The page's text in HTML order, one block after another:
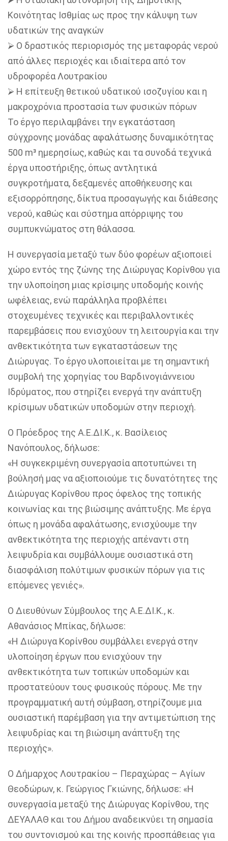
Κοινότητας Ισθμίας ως προς την κάλυψη των
υδατικών της αναγκών
⮚ Ο δραστικός περιορισμός της μεταφοράς νερού
από άλλες περιοχές και ιδιαίτερα από τον
υδροφορέα Λουτρακίου
⮚ Η επίτευξη θετικού υδατικού ισοζυγίου και η
μακροχρόνια προστασία των φυσικών πόρων
Το έργο περιλαμβάνει την εγκατάσταση
σύγχρονης μονάδας αφαλάτωσης δυναμικότητας
500 m³ ημερησίως, καθώς και τα συνοδά τεχνικά
έργα υποστήριξης, όπως αντλητικά
συγκροτήματα, δεξαμενές αποθήκευσης και
εξισορρόπησης, δίκτυα προσαγωγής και διάθεσης
νερού, καθώς και σύστημα απόρριψης του
συμπυκνώματος στη θάλασσα.
Η συνεργασία μεταξύ των δύο φορέων αξιοποιεί
χώρο εντός της ζώνης της Διώρυγας Κορίνθου για
την υλοποίηση μιας κρίσιμης υποδομής κοινής
ωφέλειας, ενώ παράλληλα προβλέπει
στοχευμένες τεχνικές και περιβαλλοντικές
παρεμβάσεις που ενισχύουν τη λειτουργία και την
ανθεκτικότητα των εγκαταστάσεων της
Διώρυγας. Το έργο υλοποιείται με τη σημαντική
συμβολή της χορηγίας του Βαρδινογιάννειου
Ιδρύματος, που στηρίζει ενεργά την ανάπτυξη
κρίσιμων υδατικών υποδομών στην περιοχή.
Ο Πρόεδρος της Α.Ε.ΔΙ.Κ., κ. Βασίλειος
Νανόπουλος, δήλωσε:
«Η συγκεκριμένη συνεργασία αποτυπώνει τη
βούλησή μας να αξιοποιούμε τις δυνατότητες της
Διώρυγας Κορίνθου προς όφελος της τοπικής
κοινωνίας και της βιώσιμης ανάπτυξης. Με έργα
όπως η μονάδα αφαλάτωσης, ενισχύουμε την
ανθεκτικότητα της περιοχής απέναντι στη
λειψυδρία και συμβάλλουμε ουσιαστικά στη
διασφάλιση πολύτιμων φυσικών πόρων για τις
επόμενες γενιές».
Ο Διευθύνων Σύμβουλος της Α.Ε.ΔΙ.Κ., κ.
Αθανάσιος Μπίκας, δήλωσε:
«Η Διώρυγα Κορίνθου συμβάλλει ενεργά στην
υλοποίηση έργων που ενισχύουν την
ανθεκτικότητα των τοπικών υποδομών και
προστατεύουν τους φυσικούς πόρους. Με την
προγραμματική αυτή σύμβαση, στηρίζουμε μια
ουσιαστική παρέμβαση για την αντιμετώπιση της
λειψυδρίας και τη βιώσιμη ανάπτυξη της
περιοχής».
Ο Δήμαρχος Λουτρακίου – Περαχώρας – Αγίων
Θεοδώρων, κ. Γεώργιος Γκιώνης, δήλωσε: «Η
συνεργασία μεταξύ της Διώρυγας Κορίνθου, της
ΔΕΥΑΛΑΘ και του Δήμου αναδεικνύει τη σημασία
του συντονισμού και της κοινής προσπάθειας για